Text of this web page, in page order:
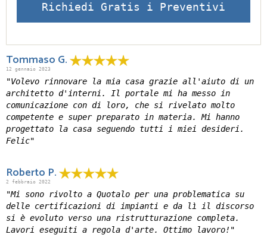
Richiedi Gratis i Preventivi
Tommaso G.
12 gennaio 2023
"Volevo rinnovare la mia casa grazie all'aiuto di un
architetto d'interni. Il portale mi ha messo in
comunicazione con di loro, che si rivelato molto
competente e super preparato in materia. Mi hanno
progettato la casa seguendo tutti i miei desideri.
Felic"
Roberto P.
2 febbraio 2022
"Mi sono rivolto a Quotalo per una problematica su
delle certificazioni di impianti e da lì il discorso
si è evoluto verso una ristrutturazione completa.
Lavori eseguiti a regola d'arte. Ottimo lavoro!"